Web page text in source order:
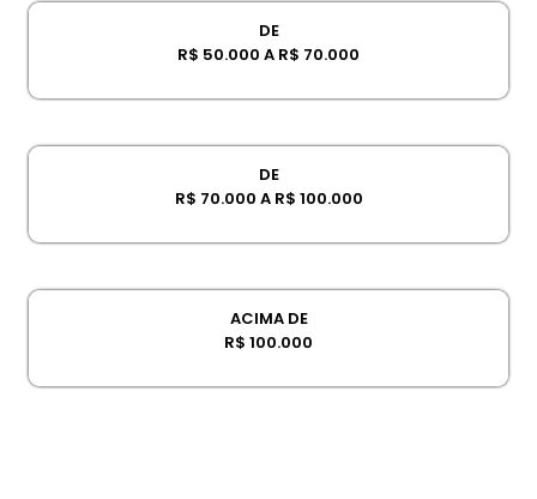
DE
R$ 50.000 A R$ 70.000
DE
R$ 70.000 A R$ 100.000
ACIMA DE
R$ 100.000